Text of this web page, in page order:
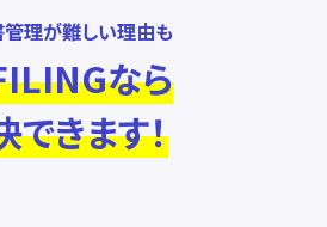
理が難しい理由も
なら
できます！